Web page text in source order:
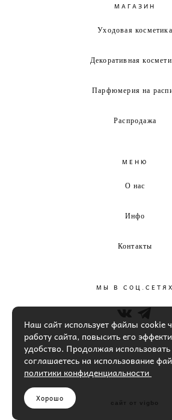
МАГАЗИН
Уходовая косметика
Декоративная
Парфюмерия на
Распродажа
МЕНЮ
О нас
Инфо
Контакты
МЫ В СОЦ.СЕТЯХ
сайт от vigbo
Наш сайт использует файлы cookie
работу сайта, повысить его
удобство. Продолжая
соглашаетесь на использование
политики конфиденциальности
Хорошо